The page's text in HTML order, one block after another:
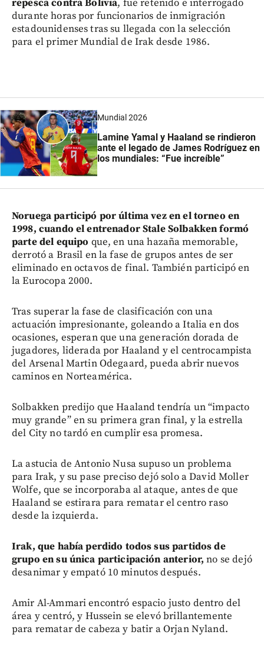
repesca contra Bolivia, fue retenido e interrogado
durante horas por funcionarios de inmigración
estadounidenses tras su llegada con la selección
para el primer Mundial de Irak desde 1986.
Mundial 2026
Lamine Yamal y Haaland se rindieron
ante el legado de James Rodríguez en
los mundiales: “Fue increíble”
Noruega participó por última vez en el torneo en
1998, cuando el entrenador Stale Solbakken formó
parte del equipo que, en una hazaña memorable,
derrotó a Brasil en la fase de grupos antes de ser
eliminado en octavos de final. También participó en
la Eurocopa 2000.
Tras superar la fase de clasificación con una
actuación impresionante, goleando a Italia en dos
ocasiones, esperan que una generación dorada de
jugadores, liderada por Haaland y el centrocampista
del Arsenal Martin Odegaard, pueda abrir nuevos
caminos en Norteamérica.
Solbakken predijo que Haaland tendría un “impacto
muy grande” en su primera gran final, y la estrella
del City no tardó en cumplir esa promesa.
La astucia de Antonio Nusa supuso un problema
para Irak, y su pase preciso dejó solo a David Moller
Wolfe, que se incorporaba al ataque, antes de que
Haaland se estirara para rematar el centro raso
desde la izquierda.
Irak, que había perdido todos sus partidos de
grupo en su única participación anterior, no se dejó
desanimar y empató 10 minutos después.
Amir Al-Ammari encontró espacio justo dentro del
área y centró, y Hussein se elevó brillantemente
para rematar de cabeza y batir a Orjan Nyland.